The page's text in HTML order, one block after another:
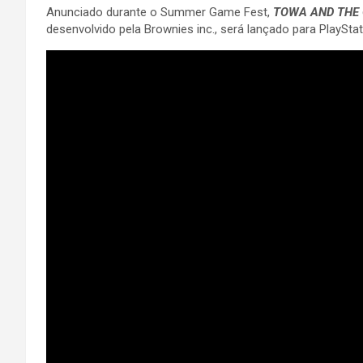
Anunciado durante o Summer Game Fest, TOWA AND THE
desenvolvido pela Brownies inc., será lançado para